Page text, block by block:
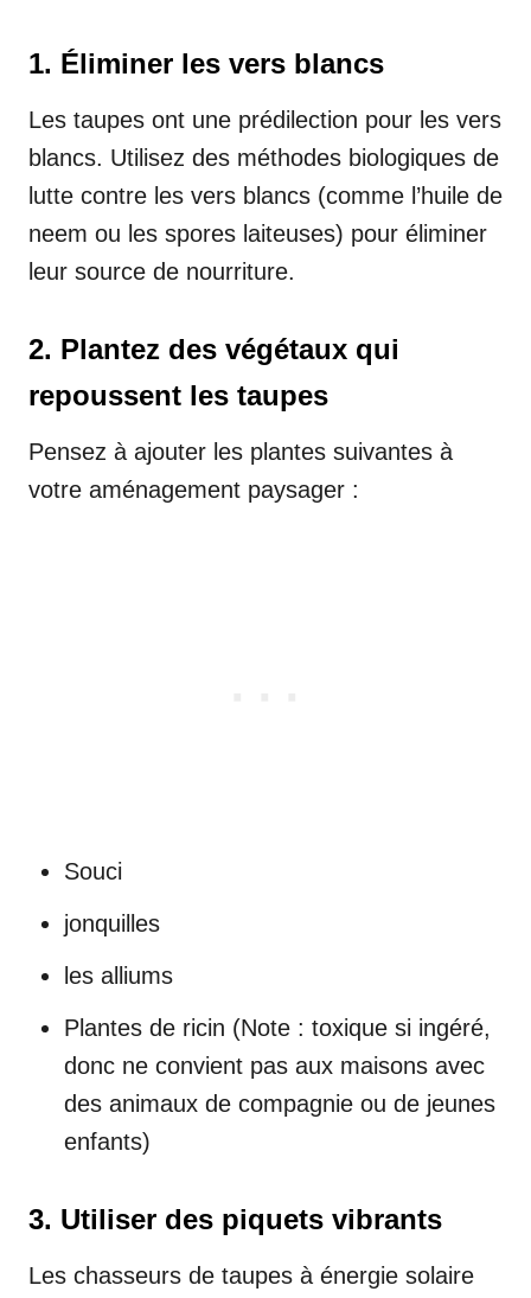
1. Éliminer les vers blancs
Les taupes ont une prédilection pour les vers
blancs. Utilisez des méthodes biologiques de
lutte contre les vers blancs (comme l’huile de
neem ou les spores laiteuses) pour éliminer
leur source de nourriture.
2. Plantez des végétaux qui
repoussent les taupes
Pensez à ajouter les plantes suivantes à
votre aménagement paysager :
Souci
jonquilles
les alliums
Plantes de ricin (Note : toxique si ingéré,
donc ne convient pas aux maisons avec
des animaux de compagnie ou de jeunes
enfants)
3. Utiliser des piquets vibrants
Les chasseurs de taupes à énergie solaire